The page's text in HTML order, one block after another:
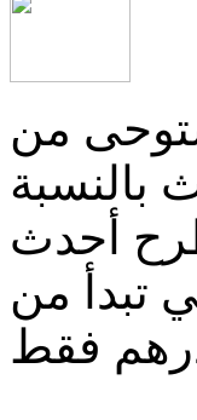
من
بالنسبة
أحدث
تبدأ من